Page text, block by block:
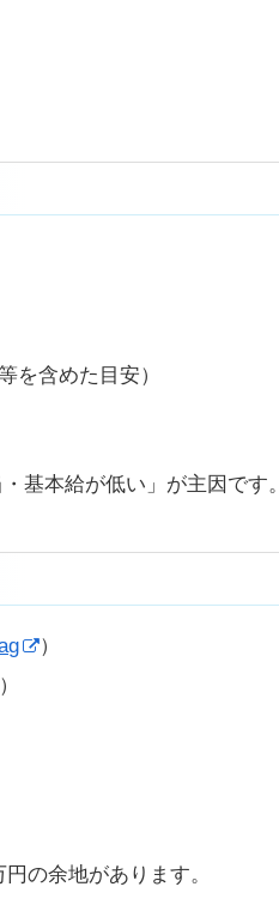
を含めた目安）
基本給が低い」が主因です。
）
）
の余地があります。